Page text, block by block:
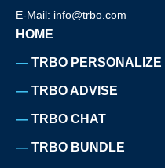
E-Mail: info@trbo.com
HOME
TRBO PERSONALIZE
TRBO ADVISE
TRBO CHAT
TRBO BUNDLE